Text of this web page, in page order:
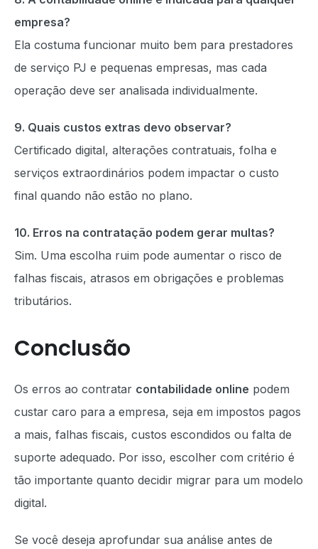
empresa?
Ela costuma funcionar muito bem para prestadores
de serviço PJ e pequenas empresas, mas cada
operação deve ser analisada individualmente.
9. Quais custos extras devo observar?
Certificado digital, alterações contratuais, folha e
serviços extraordinários podem impactar o custo
final quando não estão no plano.
10. Erros na contratação podem gerar multas?
Sim. Uma escolha ruim pode aumentar o risco de
falhas fiscais, atrasos em obrigações e problemas
tributários.
Conclusão
Os erros ao contratar contabilidade online podem
custar caro para a empresa, seja em impostos pagos
a mais, falhas fiscais, custos escondidos ou falta de
suporte adequado. Por isso, escolher com critério é
tão importante quanto decidir migrar para um modelo
digital.
Se você deseja aprofundar sua análise antes de